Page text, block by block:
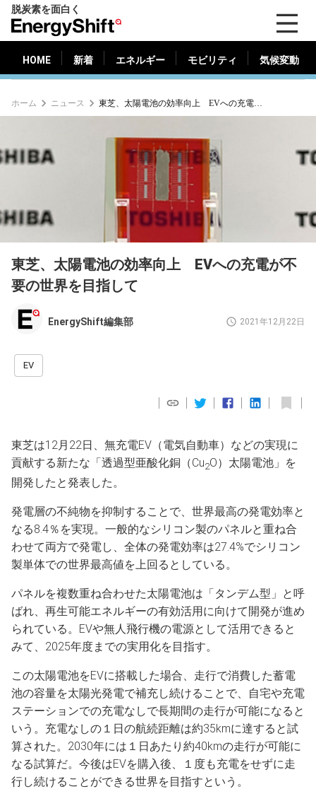
脱炭素を面白く
ナ
ジ
ー
フ
HOME 新着 エネルギー モビリティ 気候変動
新着 エネルギー 気候変動
ホーム ニュース 東芝、太陽電池の効率向上 EVへの充電が不要の世界を目指して
東芝、太陽電池の効率向上 EVへの充電が不
要の世界を目指して
EnergyShift編集部 2021年12月22日
EV
東芝は12月22日、無充電EV（電気自動車）などの実現に
貢献する新たな「透過型亜酸化銅（Cu2O）太陽電池」を
開発したと発表した。
発電層の不純物を抑制することで、世界最高の発電効率と
なる8.4％を実現。一般的なシリコン製のパネルと重ね合
わせて両方で発電し、全体の発電効率は27.4%でシリコン
製単体での世界最高値を上回るとしている。
パネルを複数重ね合わせた太陽電池は「タンデム型」と呼
ばれ、再生可能エネルギーの有効活用に向けて開発が進め
られている。EVや無人飛行機の電源として活用できると
みて、2025年度までの実用化を目指す。
この太陽電池をEVに搭載した場合、走行で消費した蓄電
池の容量を太陽光発電で補充し続けることで、自宅や充電
ステーションでの充電なしで長期間の走行が可能になると
いう。充電なしの１日の航続距離は約35kmに達すると試
算された。2030年には１日あたり約40kmの走行が可能に
なる試算だ。今後はEVを購入後、１度も充電をせずに走
行し続けることができる世界を目指すという。